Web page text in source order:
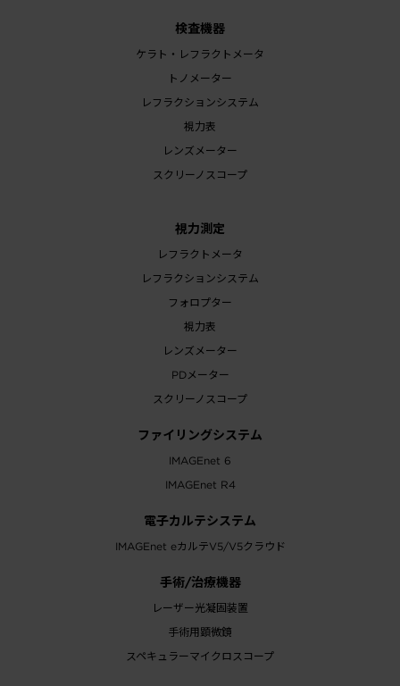
検査機器
ケラト・レフラクトメータ
トノメーター
レフラクションシステム
視力表
レンズメーター
スクリーノスコープ
視力測定
レフラクトメータ
レフラクションシステム
フォロプター
視力表
レンズメーター
PDメーター
スクリーノスコープ
ファイリングシステム
IMAGEnet 6
IMAGEnet R4
電子カルテシステム
IMAGEnet eカルテV5/V5クラウド
手術/治療機器
レーザー光凝固装置
手術用顕微鏡
スペキュラーマイクロスコープ